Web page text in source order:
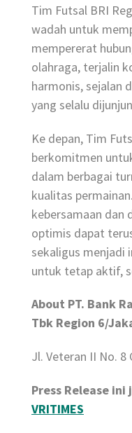
Tim Futsal BRI
wadah untuk
mempererat
olahraga, terjalin
harmonis, sejalan
yang selalu
Ke depan, Tim
berkomitmen
dalam berbagai
kualitas
kebersamaan dan
optimis dapat
sekaligus menjadi
untuk tetap aktif,
About PT. Bank
Tbk Region 6/
Jl. Veteran II No.
Press Release
VRITIMES